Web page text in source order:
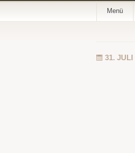
Menü
31. JULI